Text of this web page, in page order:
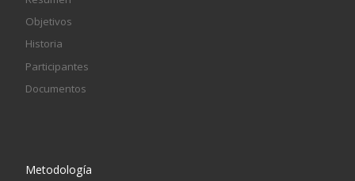
Objetivos
Historia
Participantes
Documentos
Metodología